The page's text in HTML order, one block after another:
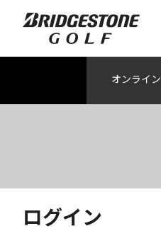
オンライン
ログイン